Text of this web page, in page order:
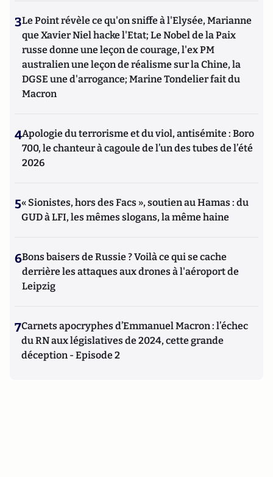
3Le Point révèle ce qu'on sniffe à l'Elysée, Marianne
que Xavier Niel hacke l'Etat; Le Nobel de la Paix
russe donne une leçon de courage, l'ex PM
australien une leçon de réalisme sur la Chine, la
DGSE une d'arrogance; Marine Tondelier fait du
Macron
4Apologie du terrorisme et du viol, antisémite : Boro
700, le chanteur à cagoule de l’un des tubes de l’été
2026
5« Sionistes, hors des Facs », soutien au Hamas : du
GUD à LFI, les mêmes slogans, la même haine
6Bons baisers de Russie ? Voilà ce qui se cache
derrière les attaques aux drones à l'aéroport de
Leipzig
7Carnets apocryphes d’Emmanuel Macron : l’échec
du RN aux législatives de 2024, cette grande
déception - Episode 2